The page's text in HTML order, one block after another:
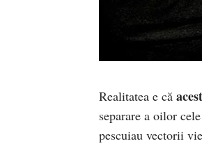
Realitatea e că
separare a oilor
pescuiau vectorii